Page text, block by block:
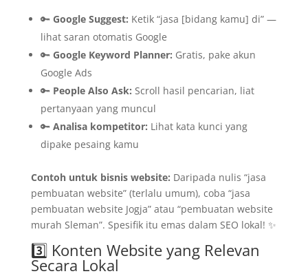
🔑 Google Suggest: Ketik “jasa [bidang kamu] di” —
lihat saran otomatis Google
🔑 Google Keyword Planner: Gratis, pake akun
Google Ads
🔑 People Also Ask: Scroll hasil pencarian, liat
pertanyaan yang muncul
🔑 Analisa kompetitor: Lihat kata kunci yang
dipake pesaing kamu
Contoh untuk bisnis website: Daripada nulis “jasa
pembuatan website” (terlalu umum), coba “jasa
pembuatan website Jogja” atau “pembuatan website
murah Sleman”. Spesifik itu emas dalam SEO lokal! ✨
3️⃣ Konten Website yang Relevan
Secara Lokal